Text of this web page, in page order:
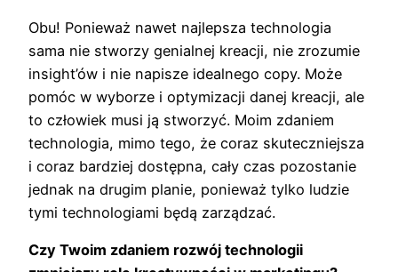
Obu! Ponieważ nawet najlepsza technologia
sama nie stworzy genialnej kreacji, nie zrozumie
insight’ów i nie napisze idealnego copy. Może
pomóc w wyborze i optymizacji danej kreacji, ale
to człowiek musi ją stworzyć. Moim zdaniem
technologia, mimo tego, że coraz skuteczniejsza
i coraz bardziej dostępna, cały czas pozostanie
jednak na drugim planie, ponieważ tylko ludzie
tymi technologiami będą zarządzać.
Czy Twoim zdaniem rozwój technologii